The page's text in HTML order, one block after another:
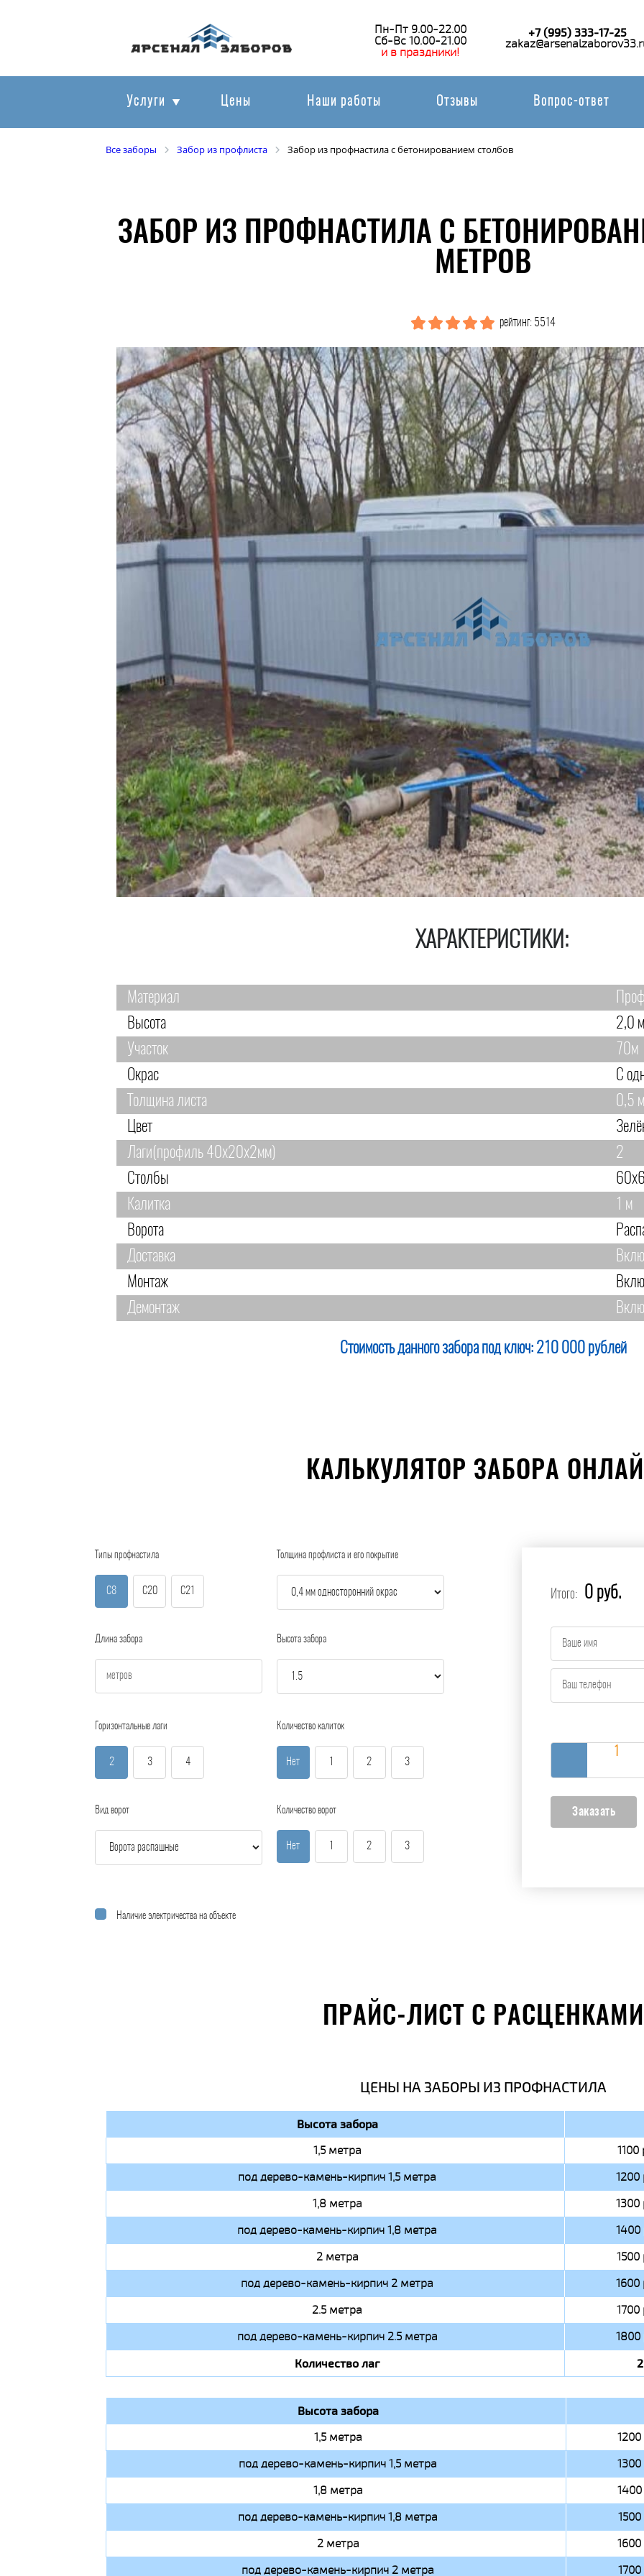
Пн-Пт 9.00-22.00
Сб-Вс 10.00-21.00
и в праздники!
+7 (995) 333-17-25
Услуги Цены Наши работы Отзывы Вопрос-ответ
Все заборы Забор из профлиста Забор из профнастила с бетонированием столбов
ЗАБОР ИЗ ПРОФНАСТИЛА С
МЕТРОВ
рейтинг: 5514
ХАРАКТЕРИСТИКИ:
Материал
Высота
2,0
Участок
70м
Окрас
С
Толщина листа
0,5
Цвет
Лаги(профиль 40х20х2мм)
2
Столбы
Калитка
1 м
Ворота
Доставка
Монтаж
Демонтаж
Стоимость данного забора под ключ: 210 000 рублей
КАЛЬКУЛЯТОР ЗАБОРА
Типы профнастила
С8 С20 С21
Толщина профлиста и его покрытие
Длина забора Высота забора
Горизонтальные лаги
2 3 4
Количество калиток
Нет 2 3
Вид ворот Количество ворот
Нет 2 3
Наличие электричества на объекте
Итого: 0 руб.
ПРАЙС-ЛИСТ С РАСЦЕНКАМИ
ЦЕНЫ НА ЗАБОРЫ ИЗ ПРОФНАСТИЛА
Высота забора
1,5 метра 1100
под дерево-камень-кирпич 1,5 метра
1200
1,8 метра
1300
под дерево-камень-кирпич 1,8 метра
1400
2 метра
1500
под дерево-камень-кирпич 2 метра
1600
2.5 метра
1700
под дерево-камень-кирпич 2.5 метра
1800
Количество лаг 2
Высота забора
1,5 метра
под дерево-камень-кирпич 1,5 метра
1,8 метра
под дерево-камень-кирпич 1,8 метра
2 метра
под дерево-камень-кирпич 2 метра